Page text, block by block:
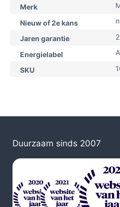
Merk
Nieuw of 2e kans
Jaren garantie 2
Energielabel A
SKU
Duurzaam sinds 2007